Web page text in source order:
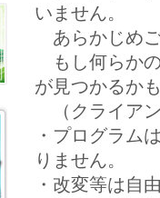
いません。
あらかじめ
もし何らか
が見つかるか
（クライア
・プログラム
りません。
・改変等は自